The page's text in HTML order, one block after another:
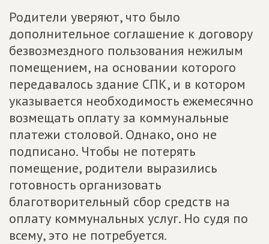
Родители уверяют, что было
дополнительное соглашение к договору
безвозмездного пользования нежилым
помещением, на основании которого
передавалось здание СПК, и в котором
указывается необходимость ежемесячно
возмещать оплату за коммунальные
платежи столовой. Однако, оно не
подписано. Чтобы не потерять
помещение, родители выразились
готовность организовать
благотворительный сбор средств на
оплату коммунальных услуг. Но судя по
всему, это не потребуется.